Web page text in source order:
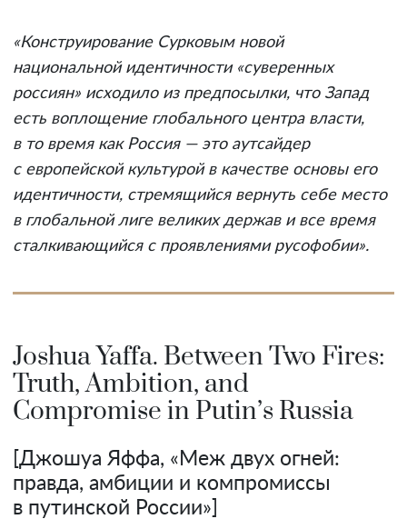
«Конструирование Сурковым новой
национальной идентичности «суверенных
россиян» исходило из предпосылки, что Запад
есть воплощение глобального центра власти,
в то время как Россия — это аутсайдер
с европейской культурой в качестве основы его
идентичности, стремящийся вернуть себе место
в глобальной лиге великих держав и все время
сталкивающийся с проявлениями русофобии».
Joshua Yaffa. Between Two Fires:
Truth, Ambition, and
Compromise in Putin’s Russia
[Джошуа Яффа, «Меж двух огней:
правда, амбиции и компромиссы
в путинской России»]